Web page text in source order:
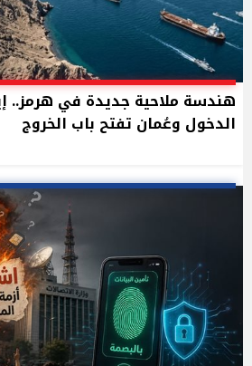
هندسة ملاحية جديدة في هرمز..
الدخول وعُمان تفتح باب الخروج